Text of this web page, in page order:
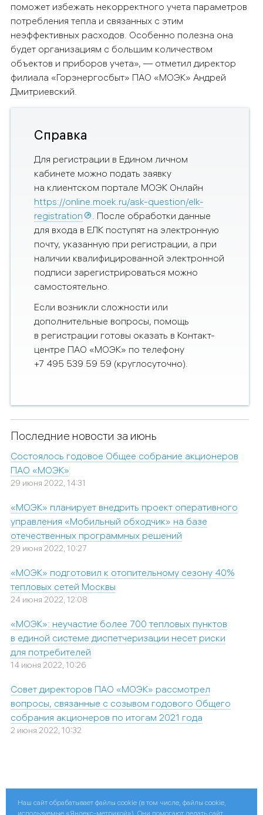
поможет избежать некорректного учета параметров
потребления тепла и связанных с этим
неэффективных расходов. Особенно полезна она
будет организациям с большим количеством
объектов и приборов учета», — отметил директор
филиала «Горэнергосбыт» ПАО «МОЭК» Андрей
Дмитриевский.
Справка
Для регистрации в Едином личном
кабинете можно подать заявку
на клиентском портале МОЭК Онлайн
https://online.moek.ru/ask-question/elk-
registration
. После обработки данные
для входа в ЕЛК поступят на электронную
почту, указанную при регистрации, а при
наличии квалифицированной электронной
подписи зарегистрироваться можно
самостоятельно.
Если возникли сложности или
дополнительные вопросы, помощь
в регистрации готовы оказать в Контакт-
центре ПАО «МОЭК» по телефону
+7 495 539 59 59 (круглосуточно).
Последние новости за июнь
Состоялось годовое Общее собрание акционеров
ПАО «МОЭК»
29 июня 2022, 14:31
«МОЭК» планирует внедрить проект оперативного
управления «Мобильный обходчик» на базе
отечественных программных решений
29 июня 2022, 10:27
«МОЭК» подготовил к отопительному сезону 40%
тепловых сетей Москвы
24 июня 2022, 12:08
«МОЭК»: неучастие более 700 тепловых пунктов
в единой системе диспетчеризации несет риски
для потребителей
14 июня 2022, 10:26
Совет директоров ПАО «МОЭК» рассмотрел
вопросы, связанные с созывом годового Общего
собрания акционеров по итогам 2021 года
2 июня 2022, 10:32
Поделиться:
Наш сайт обрабатывает файлы cookie (в том числе, файлы cookie,
используемые «Яндекс-метрикой»). Они помогают делать сайт